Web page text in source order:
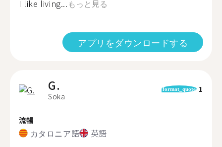
I like living... もっと見る
アプリをダウンロードする
G.
Soka
format_quote 1
流暢
カタロニア語 英語